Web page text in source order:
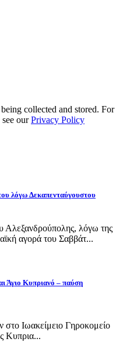
collected and stored. For
ourPrivacy Policy
λόγω Δεκαπενταύγουστου
λόγω της
αγορά του Σαββάτ...
Άγιο Κυπριανό – παύση
Ιωακείμειο Γηροκομείο
Κυπρια...